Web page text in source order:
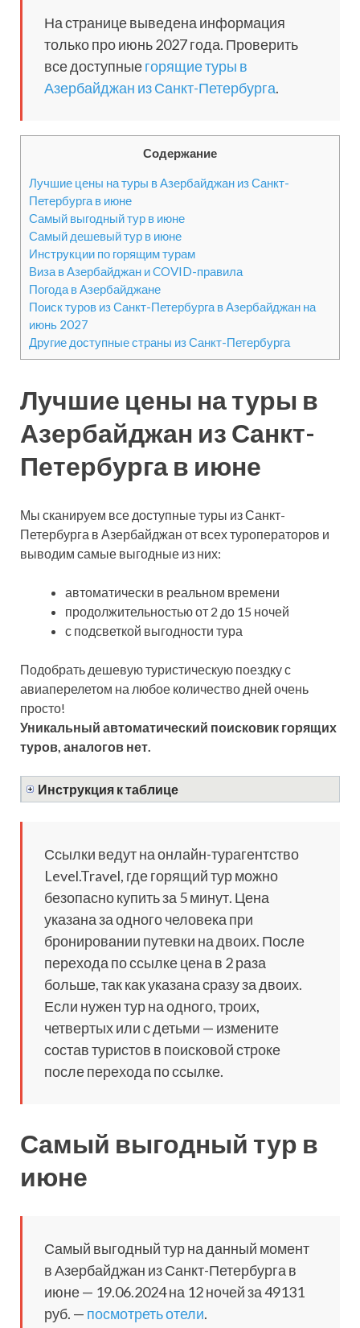
На странице выведена информация
только про июнь 2027 года. Проверить
все доступныегорящие туры в
Азербайджан из Санкт-Петербурга.
Содержание
Лучшие цены на туры в Азербайджан из Санкт-
Петербурга в июне
Самый выгодный тур в июне
Самый дешевый тур в июне
Инструкции по горящим турам
Виза в Азербайджан и COVID-правила
Погода в Азербайджане
Поиск туров из Санкт-Петербурга в Азербайджан на
июнь 2027
Другие доступные страны из Санкт-Петербурга
Лучшие цены на туры в
Азербайджан из Санкт-
Петербурга в июне
Мы сканируем все доступные туры из Санкт-
Петербурга в Азербайджан от всех туроператоров и
выводим самые выгодные из них:
автоматически в реальном времени
продолжительностью от 2 до 15 ночей
с подсветкой выгодности тура
Подобрать дешевую туристическую поездку с
авиаперелетом на любое количество дней очень
просто!
Уникальный автоматический поисковик горящих
туров, аналогов нет.
Инструкция к таблице
Ссылки ведут на онлайн-турагентство
Level.Travel, где горящий тур можно
безопасно купить за 5 минут. Цена
указана за одного человека при
бронировании путевки на двоих. После
перехода по ссылке цена в 2 раза
больше, так как указана сразу за двоих.
Если нужен тур на одного, троих,
четвертых или с детьми — измените
состав туристов в поисковой строке
после перехода по ссылке.
Самый выгодный тур в
июне
Самый выгодный тур на данный момент
в Азербайджан из Санкт-Петербурга в
июне — 19.06.2024 на 12 ночей за 49131
руб. — посмотреть отели.